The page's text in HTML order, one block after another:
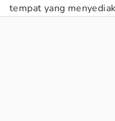
tempat yang